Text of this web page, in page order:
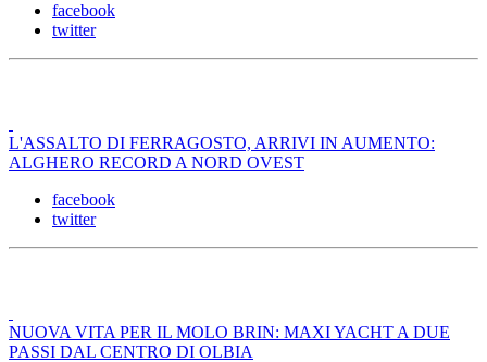
facebook
twitter
L'ASSALTO DI FERRAGOSTO, ARRIVI IN AUMENTO:
ALGHERO RECORD A NORD OVEST
facebook
twitter
NUOVA VITA PER IL MOLO BRIN: MAXI YACHT A DUE
PASSI DAL CENTRO DI OLBIA